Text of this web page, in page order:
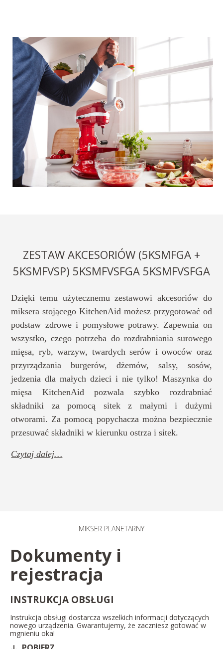
ZESTAW AKCESORIÓW (5KSMFGA +
5KSMFVSP) 5KSMFVSFGA 5KSMFVSFGA
Dzięki temu użytecznemu zestawowi akcesoriów do
miksera stojącego KitchenAid możesz przygotować od
podstaw zdrowe i pomysłowe potrawy. Zapewnia on
wszystko, czego potrzeba do rozdrabniania surowego
mięsa, ryb, warzyw, twardych serów i owoców oraz
przyrządzania burgerów, dżemów, salsy, sosów,
jedzenia dla małych dzieci i nie tylko! Maszynka do
mięsa KitchenAid pozwala szybko rozdrabniać
składniki za pomocą sitek z małymi i dużymi
otworami. Za pomocą popychacza można bezpiecznie
przesuwać składniki w kierunku ostrza i sitek.
Czytaj dalej…
MIKSER PLANETARNY​
Dokumenty i
rejestracja
INSTRUKCJA OBSŁUGI
Instrukcja obsługi dostarcza wszelkich informacji dotyczących
nowego urządzenia. Gwarantujemy, że zaczniesz gotować w
mgnieniu oka!